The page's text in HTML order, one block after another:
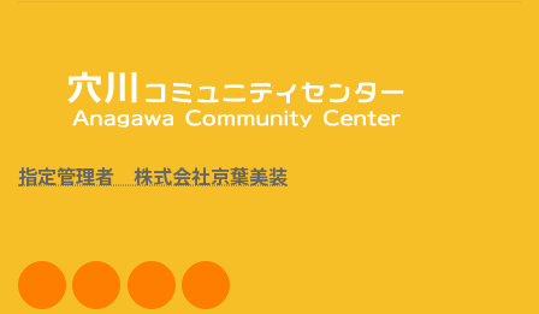
指定管理者 株式会社京葉美装